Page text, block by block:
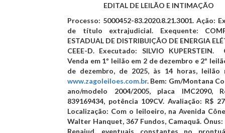
EDITAL DE LEILÃO E INTIMAÇÃO
Processo: 5000452-83.2020.8.21.3001. Ação:
de título extrajudicial. Exequente:
ESTADUAL DE DISTRIBUIÇÃO DE ENERGIA
CEEE-D. Executado: SILVIO KUPERSTEIN.
Venda em 1º leilão em 2 de dezembro e 2º
de dezembro, de 2025, às 14 horas, leilão
www.zagoleiloes.com.br. Bem: Gm/Montana
ano/modelo 2004/2005, placa IMC2090,
839169434, potência 109CV. Avaliação: R$
Localização: Com o leiloeiro, na Avenida
Walter Hanquet, 367 Fundos, Camaquã. Ônus:
Renajud, eventuais constantes no